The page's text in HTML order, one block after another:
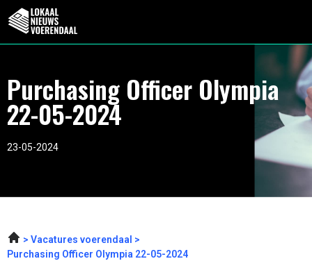
Purchasing Officer Olympia
22-05-2024
23-05-2024
Vacatures voerendaal
Purchasing Officer Olympia 22-05-2024